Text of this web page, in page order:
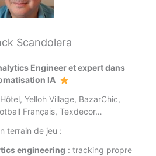
Scandolera
Engineer et expert dans
IA
Yelloh Village, BazarChic,
Français, Texdecor…
terrain de jeu :
engineering : tracking propre